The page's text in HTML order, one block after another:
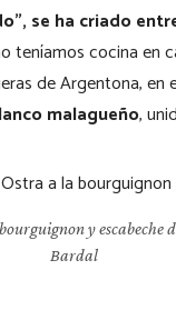
se ha criado
cocina en
de Argentona, en
malagueño,
y escabeche
Bardal